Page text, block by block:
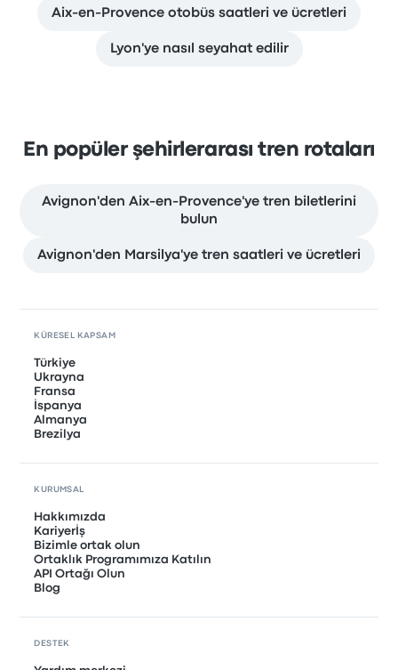
Aix-en-Provence otobüs saatleri ve ücretleri
Lyon'ye nasıl seyahat edilir
En popüler şehirlerarası tren rotaları
Avignon'den Aix-en-Provence'ye tren biletlerini
bulun
Avignon'den Marsilya'ye tren saatleri ve ücretleri
KÜRESEL KAPSAM
Türkiye
Ukrayna
Fransa
İspanya
Almanya
Brezilya
KURUMSAL
Hakkımızda
Kariyerİş
Bizimle ortak olun
Ortaklık Programımıza Katılın
API Ortağı Olun
Blog
DESTEK